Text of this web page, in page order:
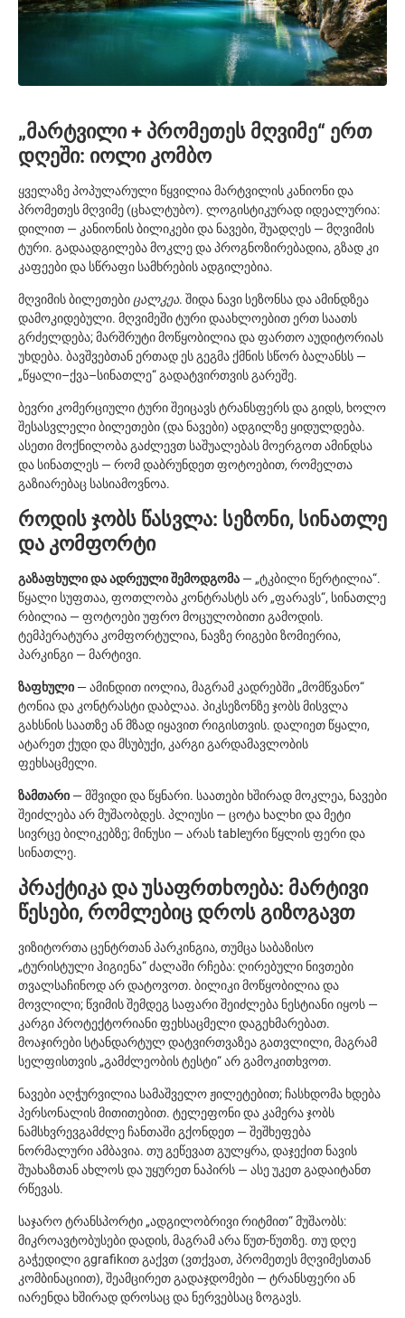
„მარტვილი + პრომეთეს მღვიმე“ ერთ
დღეში: იოლი კომბო
ყველაზე პოპულარული წყვილია მარტვილის კანიონი და
პრომეთეს მღვიმე (ცხალტუბო). ლოგისტიკურად იდეალურია:
დილით — კანიონის ბილიკები და ნავები, შუადღეს — მღვიმის
ტური. გადაადგილება მოკლე და პროგნოზირებადია, გზად კი
კაფეები და სწრაფი სამხრების ადგილებია.
მღვიმის ბილეთები ცალკეა. შიდა ნავი სეზონსა და ამინდზეა
დამოკიდებული. მღვიმეში ტური დაახლოებით ერთ საათს
გრძელდება; მარშრუტი მოწყობილია და ფართო აუდიტორიას
უხდება. ბავშვებთან ერთად ეს გეგმა ქმნის სწორ ბალანსს —
„წყალი–ქვა–სინათლე“ გადატვირთვის გარეშე.
ბევრი კომერციული ტური შეიცავს ტრანსფერს და გიდს, ხოლო
შესასვლელი ბილეთები (და ნავები) ადგილზე ყიდულდება.
ასეთი მოქნილობა გაძლევთ საშუალებას მოერგოთ ამინდსა
და სინათლეს — რომ დაბრუნდეთ ფოტოებით, რომელთა
გაზიარებაც სასიამოვნოა.
როდის ჯობს წასვლა: სეზონი, სინათლე
და კომფორტი
გაზაფხული და ადრეული შემოდგომა — „ტკბილი წერტილია“.
წყალი სუფთაა, ფოთლობა კონტრასტს არ „ფარავს“, სინათლე
რბილია — ფოტოები უფრო მოცულობითი გამოდის.
ტემპერატურა კომფორტულია, ნავზე რიგები ზომიერია,
პარკინგი — მარტივი.
ზაფხული — ამინდით იოლია, მაგრამ კადრებში „მომწვანო“
ტონია და კონტრასტი დაბლაა. პიკსეზონზე ჯობს მისვლა
გახსნის საათზე ან მზად იყავით რიგისთვის. დალიეთ წყალი,
ატარეთ ქუდი და მსუბუქი, კარგი გარდამავლობის
ფეხსაცმელი.
ზამთარი — მშვიდი და წყნარი. საათები ხშირად მოკლეა, ნავები
შეიძლება არ მუშაობდეს. პლიუსი — ცოტა ხალხი და მეტი
სივრცე ბილიკებზე; მინუსი — არას tableური წყლის ფერი და
სინათლე.
პრაქტიკა და უსაფრთხოება: მარტივი
წესები, რომლებიც დროს გიზოგავთ
ვიზიტორთა ცენტრთან პარკინგია, თუმცა საბაზისო
„ტურისტული ჰიგიენა“ ძალაში რჩება: ღირებული ნივთები
თვალსაჩინოდ არ დატოვოთ. ბილიკი მოწყობილია და
მოვლილი; წვიმის შემდეგ საფარი შეიძლება ნესტიანი იყოს —
კარგი პროტექტორიანი ფეხსაცმელი დაგეხმარებათ.
მოაჯირები სტანდარტულ დატვირთვაზეა გათვლილი, მაგრამ
სელფისთვის „გამძლეობის ტესტი“ არ გამოკითხვოთ.
ნავები აღჭურვილია სამაშველო ჟილეტებით; ჩასხდომა ხდება
პერსონალის მითითებით. ტელეფონი და კამერა ჯობს
ნამსხვრევგამძლე ჩანთაში გქონდეთ — შეშხეფება
ნორმალური ამბავია. თუ გეწევათ გულყრა, დაჯექით ნავის
შუახაზთან ახლოს და უყურეთ ნაპირს — ასე უკეთ გადაიტანთ
რწევას.
საჯარო ტრანსპორტი „ადგილობრივი რიტმით“ მუშაობს:
მიკროავტობუსები დადის, მაგრამ არა წუთ-წუთზე. თუ დღე
გაჭედილი გgrafikით გაქვთ (ვთქვათ, პრომეთეს მღვიმესთან
კომბინაციით), შეამცირეთ გადაჯდომები — ტრანსფერი ან
იარენდა ხშირად დროსაც და ნერვებსაც ზოგავს.